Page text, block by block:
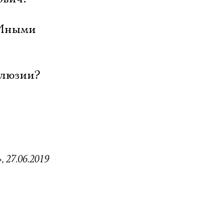
27.06.2019